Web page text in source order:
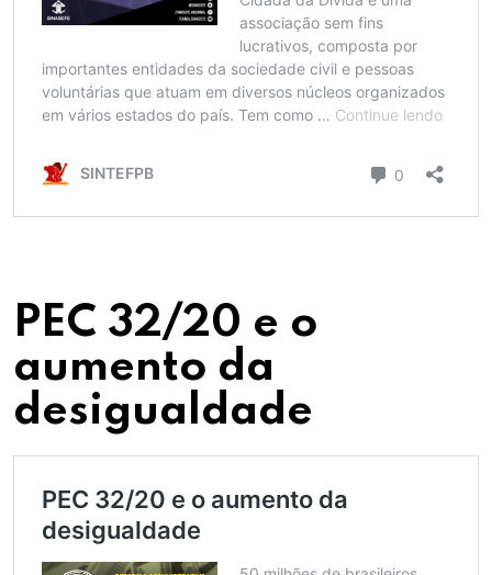
PEC 32/20 e o
aumento da
desigualdade